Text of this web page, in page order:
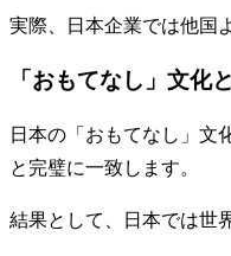
実際、日本企業では他国
「おもてなし」文化
日本の「おもてなし」文
と完璧に一致します。
結果として、日本では世